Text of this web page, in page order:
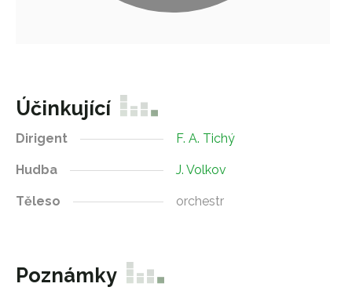
Účinkující
Dirigent F. A. Tichý
Hudba J. Volkov
Těleso orchestr
Poznámky